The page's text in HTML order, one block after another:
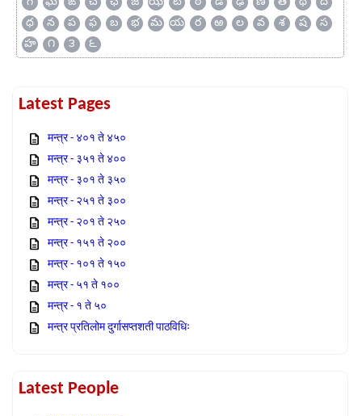
ధ
న ప ఫ బ భ మ య ర ఱ ల వ శ ష
స
హ
౧ ౩ ౬
Latest Pages
मन्त्र - ४०१ ते ४५०
मन्त्र - ३५१ ते ४००
मन्त्र - ३०१ ते ३५०
मन्त्र - २५१ ते ३००
मन्त्र - २०१ ते २५०
मन्त्र - १५१ ते २००
मन्त्र - १०१ ते १५०
मन्त्र - ५१ ते १००
मन्त्र - १ ते ५०
मन्त्र प्रतिलोम दुर्गासप्तशती पाठविधिः
Latest People